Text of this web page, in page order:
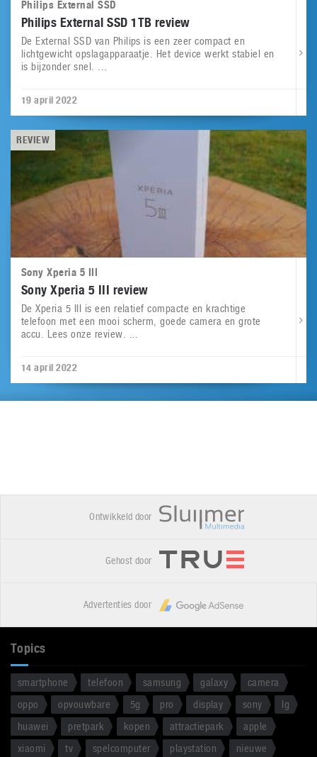
Philips External SSD
Philips External SSD 1TB review
De External SSD van Philips is een zeer compact en
lichtgewicht opslagapparaatje. Het device werkt stabiel en
is bijzonder snel. ...
19 april 2022
REVIEW
Sony Xperia 5 III
Sony Xperia 5 III review
De Xperia 5 III is een relatief compacte en krachtige
telefoon met een mooi scherm, goede camera en grote
accu. Lees onze review. ...
14 april 2022
Ontwikkeld door
Gehost door
Advertenties door
Topics
smartphone telefoon samsung galaxy
camera
oppo
opvouwbare 5g pro display sony
lg
huawei
pretpark kopen attractiepark
apple
xiaomi
tv spelcomputer playstation
nieuwe